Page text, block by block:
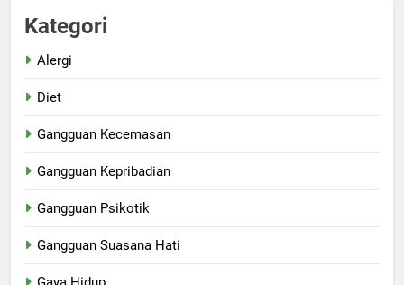
Kategori
Alergi
Diet
Gangguan Kecemasan
Gangguan Kepribadian
Gangguan Psikotik
Gangguan Suasana Hati